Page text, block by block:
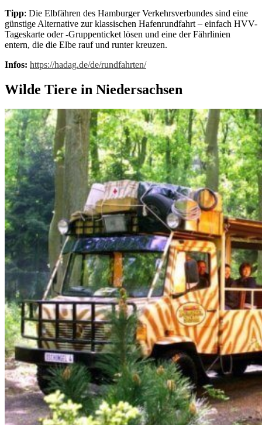
Tipp: Die Elbfähren des Hamburger Verkehrsverbundes sind eine
günstige Alternative zur klassischen Hafenrundfahrt – einfach HVV-
Tageskarte oder -Gruppenticket lösen und eine der Fährlinien
entern, die die Elbe rauf und runter kreuzen.
Infos: https://hadag.de/de/rundfahrten/
Wilde Tiere in Niedersachsen